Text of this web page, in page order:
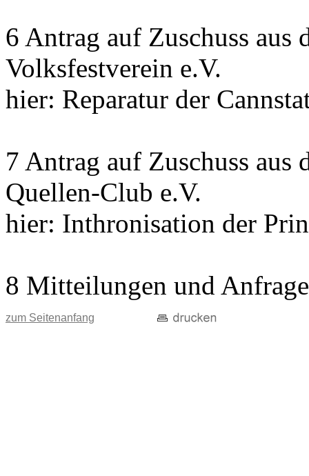
6 Antrag auf Zuschuss aus
Volksfestverein e.V.
hier: Reparatur der
7 Antrag auf Zuschuss aus
Quellen-Club e.V.
hier: Inthronisation der
8 Mitteilungen und
zum Seitenanfang